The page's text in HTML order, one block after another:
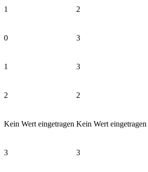
1 2
0 3
1 3
2 2
Kein Wert eingetragen Kein Wert eingetragen
3 3